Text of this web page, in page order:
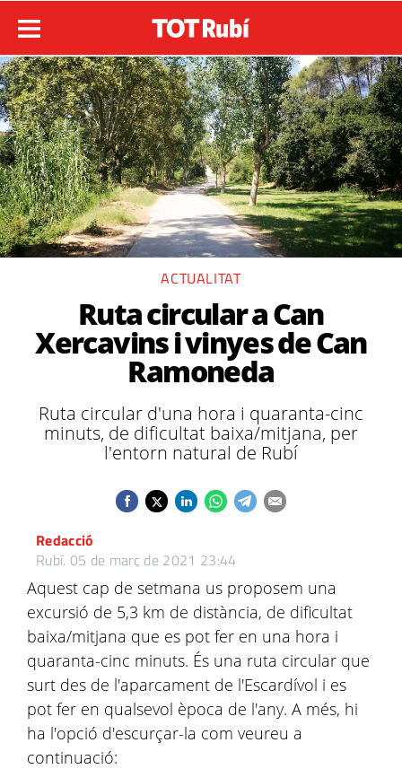
ACTUALITAT
Ruta circular a Can
Xercavins i vinyes de Can
Ramoneda
Ruta circular d'una hora i quaranta-cinc
minuts, de dificultat baixa/mitjana, per
l'entorn natural de Rubí
Redacció
Rubí. 05 de març de 2021 23:44
​Aquest cap de setmana us proposem una
excursió de 5,3 km de distància, de dificultat
baixa/mitjana que es pot fer en una hora i
quaranta-cinc minuts. És una ruta circular que
surt des de l'aparcament de l'Escardívol i es
pot fer en qualsevol època de l'any. A més, hi
ha l'opció d'escurçar-la com veureu a
continuació: